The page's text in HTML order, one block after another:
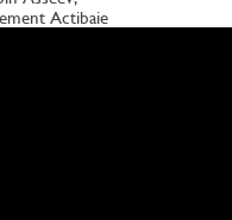
Actibaie